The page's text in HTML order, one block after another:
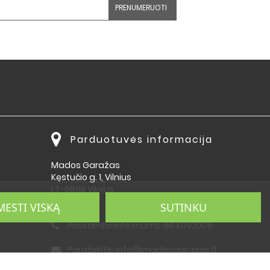
Parduotuvės informacija
Mados Garažas
Kęstučio g. 1, Vilnius
LT-08118 Vilnius
Lietuva
Paskambinkite mums:864092009
Parašykite:info@madosgarazas.lt
VISKĄ SUTINKU